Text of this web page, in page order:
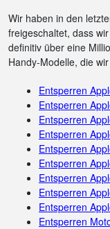
Wir haben in den
freigeschaltet, dass
definitiv über eine
Handy-Modelle, die
Entsperren
Entsperren
Entsperren
Entsperren
Entsperren
Entsperren
Entsperren
Entsperren
Entsperren
Entsperren